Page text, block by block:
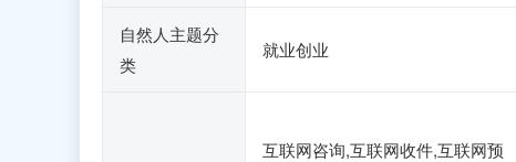
自然人主题分
类
就业创业
互联网咨询,互联网收件,互联网预